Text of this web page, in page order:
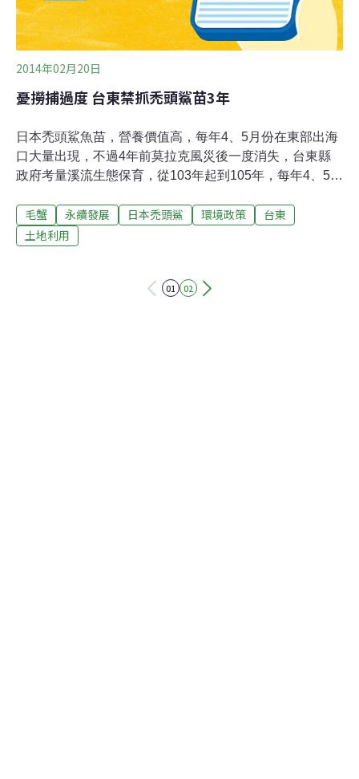
2014年02月20日
憂撈捕過度 台東禁抓禿頭鯊苗3年
日本禿頭鯊魚苗，營養價值高，每年4、5月份在東部出海
口大量出現，不過4年前莫拉克風災後一度消失，台東縣
政府考量溪流生態保育，從103年起到105年，每年4、5月
府農業處處長吳慶榮表示，如果這段期間捕撈，經勸阻繼
續採捕的話，會依照漁業法65條罰3萬到15萬。台東縣政
毛蟹 永續發展 日本禿頭鯊 環境政策
台東
土地利用
01 02